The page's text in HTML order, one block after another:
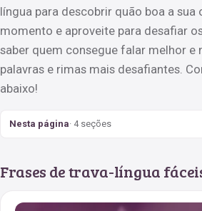
língua para descobrir quão boa a sua
momento e aproveite para desafiar
saber quem consegue falar melhor e
palavras e rimas mais desafiantes.
abaixo!
Nesta página· 4 seções
Frases de trava-língua